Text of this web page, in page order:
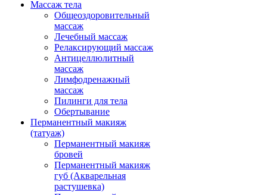
Массаж тела
Общеоздоровительный
массаж
Лечебный массаж
Релаксирующий массаж
Антицеллюлитный
массаж
Лимфодренажный
массаж
Пилинги для тела
Обертывание
Перманентный макияж
(татуаж)
Перманентный макияж
бровей
Перманентный макияж
губ (Акварельная
растушевка)